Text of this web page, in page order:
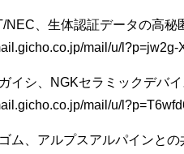
NEC、生体認証データの高
mail/u/l?p=jw2g-
ガイシ、NGKセラミックデバ
mail/u/
ゴム、アルプスアルパインと